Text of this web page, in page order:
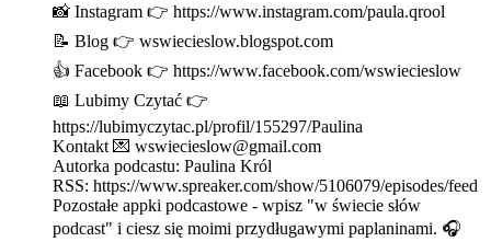
📸 Instagram 👉 https://www.instagram.com/paula.qrool
📝 Blog 👉 wswiecieslow.blogspot.com
👍 Facebook 👉 https://www.facebook.com/wswiecieslow
📖 Lubimy Czytać 👉
https://lubimyczytac.pl/profil/155297/Paulina
Kontakt 💌 wswiecieslow@gmail.com
Autorka podcastu: Paulina Król
RSS: https://www.spreaker.com/show/5106079/episodes/feed
Pozostałe appki podcastowe - wpisz "w świecie słów
podcast" i ciesz się moimi przydługawymi paplaninami. 🎧